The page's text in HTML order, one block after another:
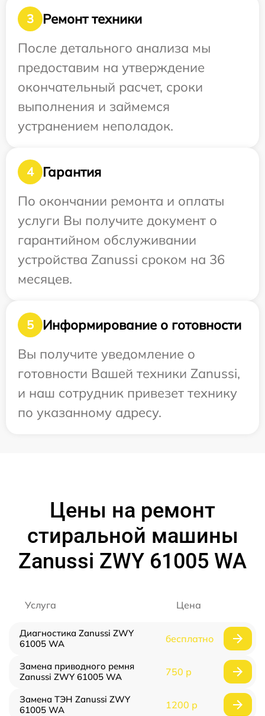
3
Ремонт техники
После детального анализа мы
предоставим на утверждение
окончательный расчет, сроки
выполнения и займемся
устранением неполадок.
4
Гарантия
По окончании ремонта и оплаты
услуги Вы получите документ о
гарантийном обслуживании
устройства Zanussi сроком на 36
месяцев.
5
Информирование о готовности
Вы получите уведомление о
готовности Вашей техники Zanussi,
и наш сотрудник привезет технику
по указанному адресу.
Цены на ремонт
стиральной машины
Zanussi ZWY 61005 WA
Услуга Цена
Диагностика Zanussi ZWY
61005 WA
бесплатно
Замена приводного ремня
Zanussi ZWY 61005 WA
750 р
Замена ТЭН Zanussi ZWY
61005 WA
1200 р